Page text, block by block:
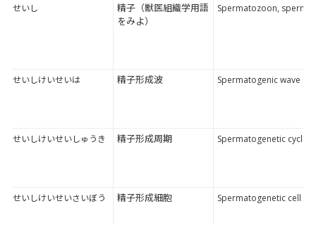
せいし
精子（獣医組織学用語
をみよ）
Spermatozoon, sperm
せいしけいせいは 精子形成波 Spermatogenic wave
せいしけいせいしゅうき 精子形成周期 Spermatogenetic cycle
せいしけいせいさいぼう 精子形成細胞 Spermatogenetic cell